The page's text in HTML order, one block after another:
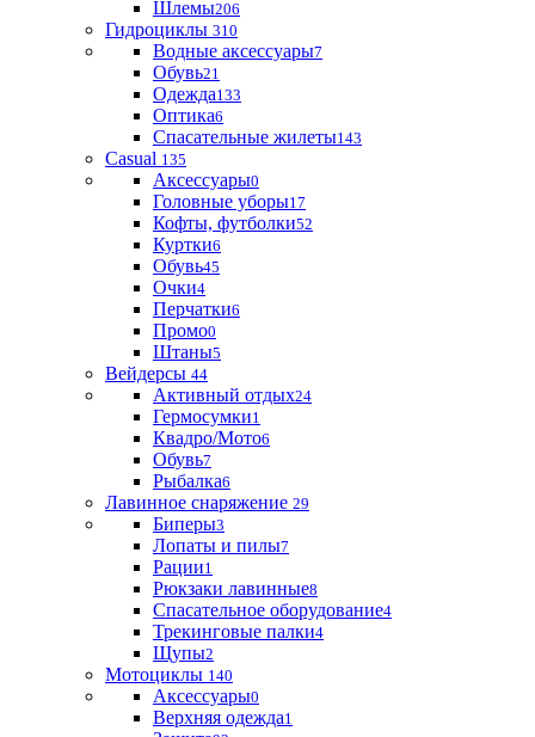
Шлемы206
Гидроциклы 310
Водные аксессуары7
Обувь21
Одежда133
Оптика6
Спасательные жилеты143
Casual 135
Аксессуары0
Головные уборы17
Кофты, футболки52
Куртки6
Обувь45
Очки4
Перчатки6
Промо0
Штаны5
Вейдерсы 44
Активный отдых24
Гермосумки1
Квадро/Мото6
Обувь7
Рыбалка6
Лавинное снаряжение 29
Биперы3
Лопаты и пилы7
Рации1
Рюкзаки лавинные8
Спасательное оборудование4
Трекинговые палки4
Щупы2
Мотоциклы 140
Аксессуары0
Верхняя одежда1